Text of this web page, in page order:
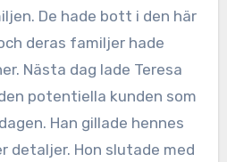
De hade bott i den här
deras familjer hade
Nästa dag lade Teresa
potentiella kunden som
Han gillade hennes
detaljer. Hon slutade med